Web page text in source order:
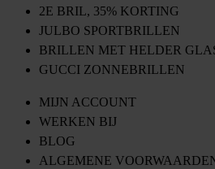
2E BRIL, 35% KORTING
JULBO SPORTBRILLEN
BRILLEN MET HELDER
GUCCI ZONNEBRILLEN
MIJN ACCOUNT
WERKEN BIJ
BLOG
ALGEMENE